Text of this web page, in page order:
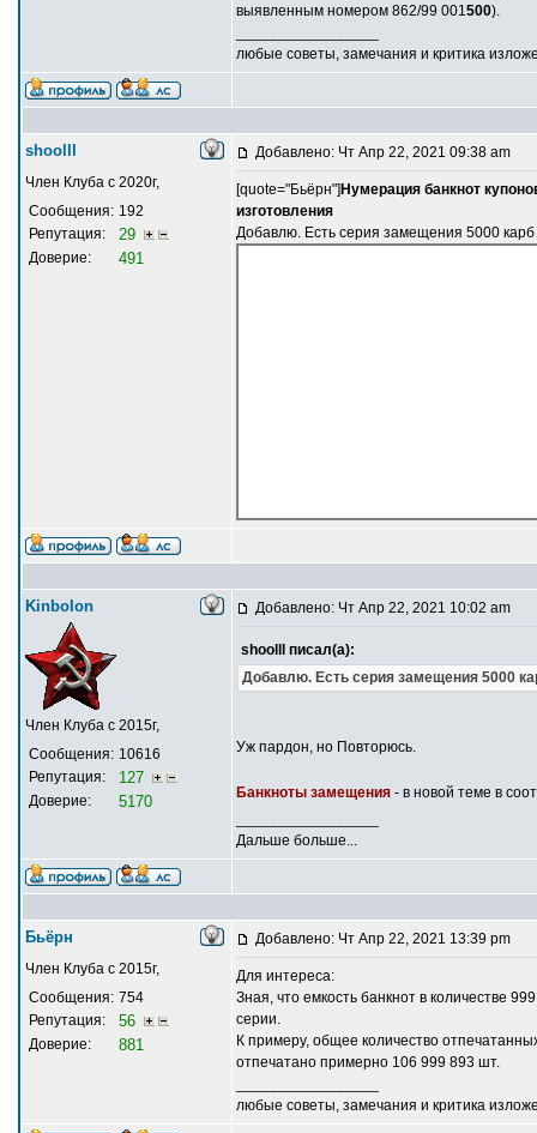
выявленным номером 862/99 001 500).
любые советы, замечания и критика
shoolll
Член Клуба с 2020г,
Сообщения: 192
Репутация:
29
Доверие: 491
Добавлено: Чт Апр 22, 2021 09:38 am
[quote="Бьёрн"]Нумерация банкнот
изготовления
Добавлю. Есть серия замещения 5000
Kinbolon
Член Клуба с 2015г,
Сообщения: 10616
Репутация:
127
Доверие: 5170
Добавлено: Чт Апр 22, 2021 10:02 am
shoolll писал(а):
Добавлю. Есть серия замещения 5000
Уж пардон, но Повторюсь.
Банкноты замещения - в новой теме в
Дальше больше...
Бьёрн
Член Клуба с 2015г,
Сообщения: 754
Репутация:
56
Доверие: 881
Добавлено: Чт Апр 22, 2021 13:39 pm
Для интереса:
Зная, что емкость банкнот в количестве
серии.
К примеру, общее количество
отпечатано примерно 106 999 893 шт.
любые советы, замечания и критика